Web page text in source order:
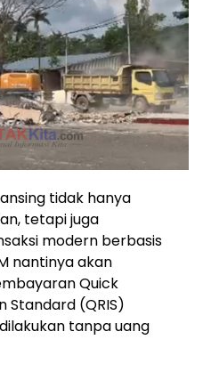
tidak hanya
tetapi juga
modern berbasis
nantinya akan
Quick
Standard (QRIS)
tanpa uang